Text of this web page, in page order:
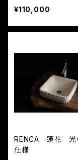
¥110,000
RENCA 蓮花 光
仕様